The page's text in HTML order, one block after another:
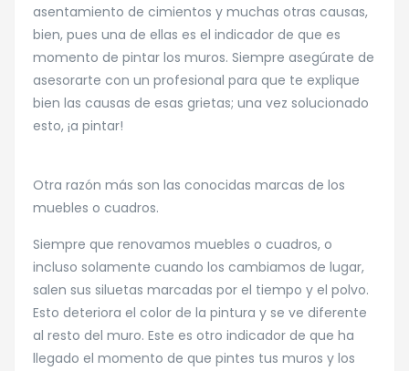
asentamiento de cimientos y muchas otras causas,
bien, pues una de ellas es el indicador de que es
momento de pintar los muros. Siempre asegúrate de
asesorarte con un profesional para que te explique
bien las causas de esas grietas; una vez solucionado
esto, ¡a pintar!
Otra razón más son las conocidas marcas de los
muebles o cuadros.
Siempre que renovamos muebles o cuadros, o
incluso solamente cuando los cambiamos de lugar,
salen sus siluetas marcadas por el tiempo y el polvo.
Esto deteriora el color de la pintura y se ve diferente
al resto del muro. Este es otro indicador de que ha
llegado el momento de que pintes tus muros y los